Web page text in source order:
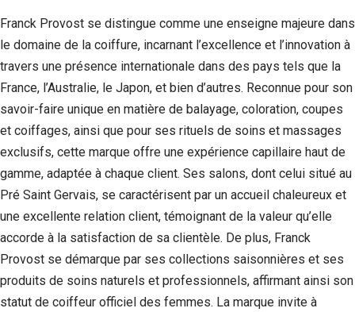
Franck Provost se distingue comme une enseigne majeure dans
le domaine de la coiffure, incarnant l’excellence et l’innovation à
travers une présence internationale dans des pays tels que la
France, l’Australie, le Japon, et bien d’autres. Reconnue pour son
savoir-faire unique en matière de balayage, coloration, coupes
et coiffages, ainsi que pour ses rituels de soins et massages
exclusifs, cette marque offre une expérience capillaire haut de
gamme, adaptée à chaque client. Ses salons, dont celui situé au
Pré Saint Gervais, se caractérisent par un accueil chaleureux et
une excellente relation client, témoignant de la valeur qu’elle
accorde à la satisfaction de sa clientèle. De plus, Franck
Provost se démarque par ses collections saisonnières et ses
produits de soins naturels et professionnels, affirmant ainsi son
statut de coiffeur officiel des femmes. La marque invite à
fonctionnalités
disparaîtront
du site Web.
Marketing
En partageant
votre intérêt et
votre
comportement
lorsque vous
visitez notre
site, vous
chances de
voir du
contenu et des
offres
personnalisés.